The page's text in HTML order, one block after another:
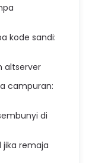
kode sandi:
altserver
campuran:
di
jika remaja